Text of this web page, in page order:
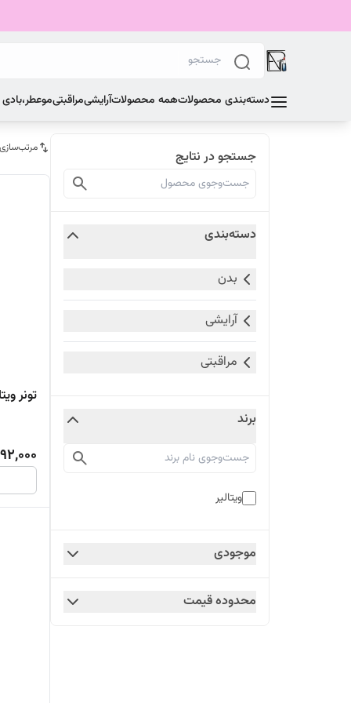
دسته‌بندی محصولاتهمه محصولاتآرایشیمراقبتیمو
جستجو در نتایج
دسته‌بندی
بدن
آرایشی
مراقبتی
برند
ویتالیر
موجودی
محدوده قیمت
تونر ویتالیر مدل تایم ویت ویتالیر